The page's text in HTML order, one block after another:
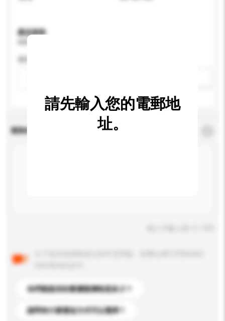
產品規格
查詢內容
你們能提供的最優惠價格是多少？
請問有什麼運送方式可以選擇？
請先輸入您的電郵地
址。